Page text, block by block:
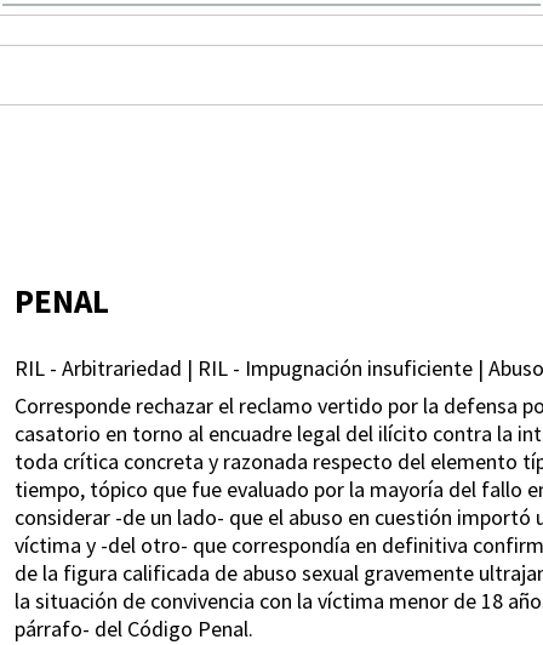
PENAL
RIL - Arbitrariedad | RIL - Impugnación insuficiente |
Corresponde rechazar el reclamo vertido por la defensa
casatorio en torno al encuadre legal del ilícito contra la
toda crítica concreta y razonada respecto del elemento
tiempo, tópico que fue evaluado por la mayoría del fallo
considerar -de un lado- que el abuso en cuestión
víctima y -del otro- que correspondía en definitiva
de la figura calificada de abuso sexual gravemente
la situación de convivencia con la víctima menor de 18
párrafo- del Código Penal.